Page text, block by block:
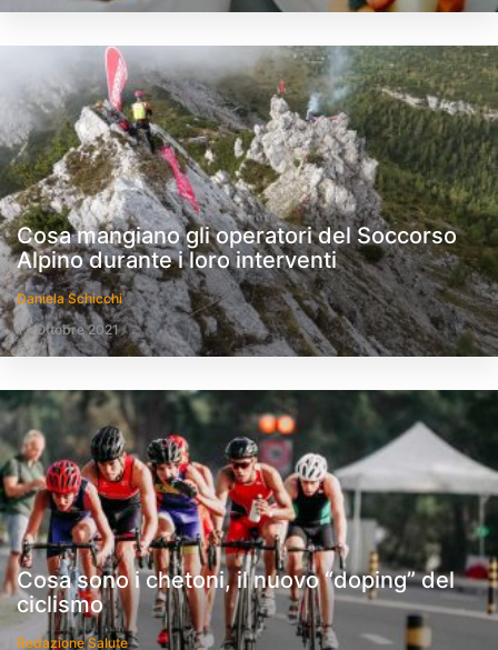
Cosa mangiano gli operatori del Soccorso
Alpino durante i loro interventi
Daniela Schicchi
13 Ottobre 2021
Cosa sono i chetoni, il nuovo “doping” del
ciclismo
Redazione Salute